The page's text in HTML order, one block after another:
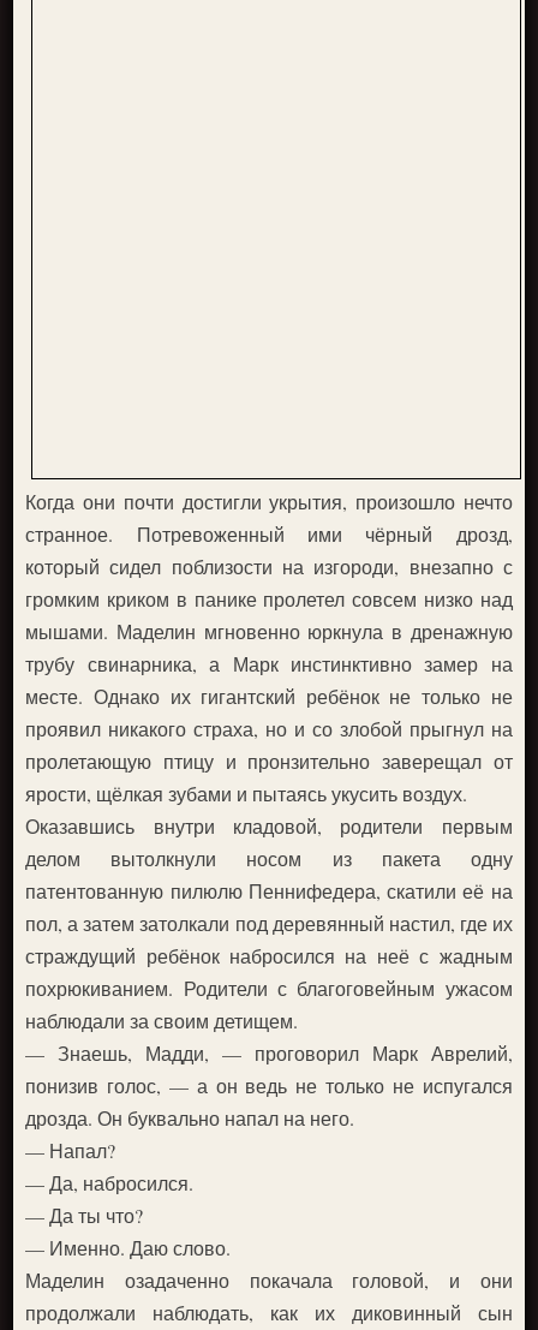
Когда они почти достигли укрытия, произошло нечто
странное. Потревоженный ими чёрный дрозд,
который сидел поблизости на изгороди, внезапно с
громким криком в панике пролетел совсем низко над
мышами. Маделин мгновенно юркнула в дренажную
трубу свинарника, а Марк инстинктивно замер на
месте. Однако их гигантский ребёнок не только не
проявил никакого страха, но и со злобой прыгнул на
пролетающую птицу и пронзительно заверещал от
ярости, щёлкая зубами и пытаясь укусить воздух.
Оказавшись внутри кладовой, родители первым
делом вытолкнули носом из пакета одну
патентованную пилюлю Пеннифедера, скатили её на
пол, а затем затолкали под деревянный настил, где их
страждущий ребёнок набросился на неё с жадным
похрюкиванием. Родители с благоговейным ужасом
наблюдали за своим детищем.
— Знаешь, Мадди, — проговорил Марк Аврелий,
понизив голос, — а он ведь не только не испугался
дрозда. Он буквально напал на него.
— Напал?
— Да, набросился.
— Да ты что?
— Именно. Даю слово.
Маделин озадаченно покачала головой, и они
продолжали наблюдать, как их диковинный сын